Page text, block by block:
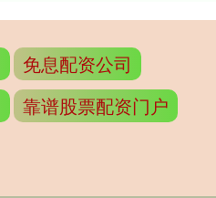
免息配资公司
靠谱股票配资门户